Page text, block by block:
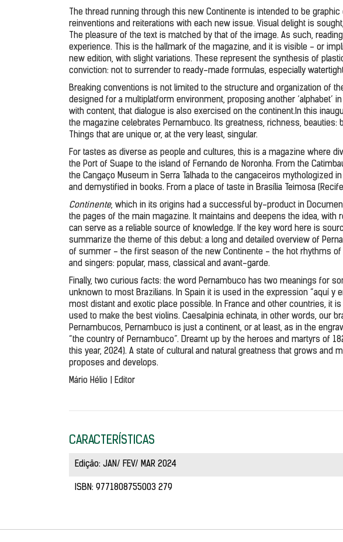
The thread running through this new Continente is intended to be
reinventions and reiterations with each new issue. Visual delight is
The pleasure of the text is matched by that of the image. As such,
experience. This is the hallmark of the magazine, and it is visible - or
new edition, with slight variations. These represent the synthesis of
conviction: not to surrender to ready-made formulas, especially
Breaking conventions is not limited to the structure and organization of
designed for a multiplatform environment, proposing another ‘alphabet’
with content, that dialogue is also exercised on the continent.In this
the magazine celebrates Pernambuco. Its greatness, richness, beauties:
Things that are unique or, at the very least, singular.
For tastes as diverse as people and cultures, this is a magazine where
the Port of Suape to the island of Fernando de Noronha. From the
the Cangaço Museum in Serra Talhada to the cangaceiros mythologized
and demystified in books. From a place of taste in Brasília Teimosa
Continente, which in its origins had a successful by-product in
the pages of the main magazine. It maintains and deepens the idea, with
can serve as a reliable source of knowledge. If the key word here is
summarize the theme of this debut: a long and detailed overview of
of summer - the first season of the new Continente - the hot rhythms of
and singers: popular, mass, classical and avant-garde.
Finally, two curious facts: the word Pernambuco has two meanings for
unknown to most Brazilians. In Spain it is used in the expression “aquí y
most distant and exotic place possible. In France and other countries, it
used to make the best violins. Caesalpinia echinata, in other words, our
Pernambucos, Pernambuco is just a continent, or at least, as in the
“the country of Pernambuco”. Dreamt up by the heroes and martyrs of
this year, 2024). A state of cultural and natural greatness that grows and
proposes and develops.
Mário Hélio | Editor
CARACTERÍSTICAS
Edição: JAN/ FEV/ MAR 2024
ISBN: 9771808755003 279